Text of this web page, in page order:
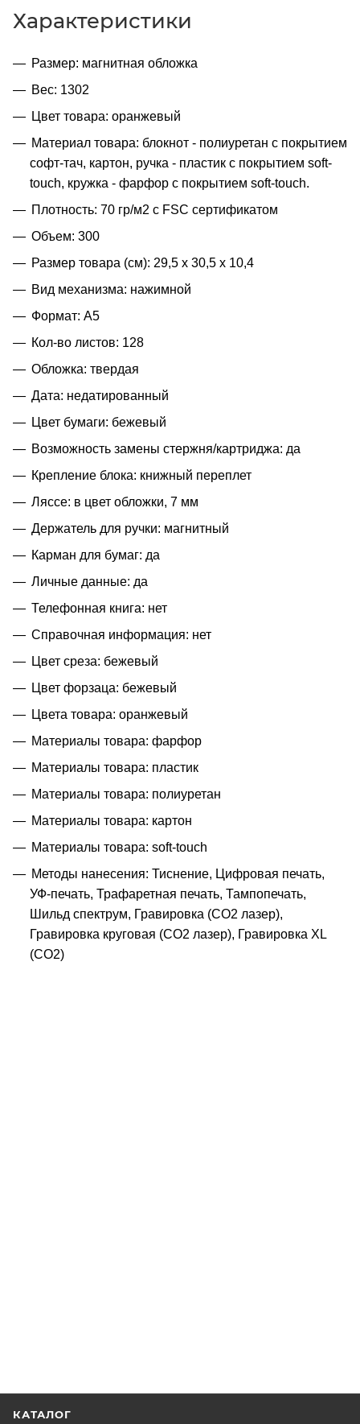
Характеристики
Размер: магнитная обложка
Вес: 1302
Цвет товара: оранжевый
Материал товара: блокнот - полиуретан с покрытием
софт-тач, картон, ручка - пластик с покрытием soft-
touch, кружка - фарфор с покрытием soft-touch.
Плотность: 70 гр/м2 с FSC сертификатом
Объем: 300
Размер товара (см): 29,5 х 30,5 х 10,4
Вид механизма: нажимной
Формат: A5
Кол-во листов: 128
Обложка: твердая
Дата: недатированный
Цвет бумаги: бежевый
Возможность замены стержня/картриджа: да
Крепление блока: книжный переплет
Ляссе: в цвет обложки, 7 мм
Держатель для ручки: магнитный
Карман для бумаг: да
Личные данные: да
Телефонная книга: нет
Справочная информация: нет
Цвет среза: бежевый
Цвет форзаца: бежевый
Цвета товара: оранжевый
Материалы товара: фарфор
Материалы товара: пластик
Материалы товара: полиуретан
Материалы товара: картон
Материалы товара: soft-touch
Методы нанесения: Тиснение, Цифровая печать,
УФ-печать, Трафаретная печать, Тампопечать,
Шильд спектрум, Гравировка (CO2 лазер),
Гравировка круговая (CO2 лазер), Гравировка XL
(СО2)
КАТАЛОГ